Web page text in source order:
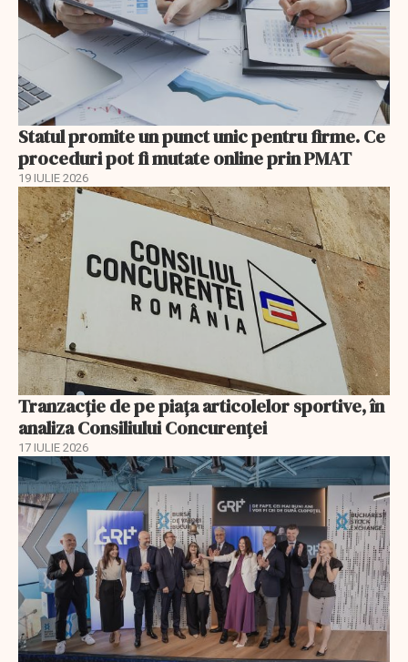
Statul promite un punct unic pentru firme. Ce
proceduri pot fi mutate online prin PMAT
19 IULIE 2026
Tranzacție de pe piața articolelor sportive, în
analiza Consiliului Concurenţei
17 IULIE 2026